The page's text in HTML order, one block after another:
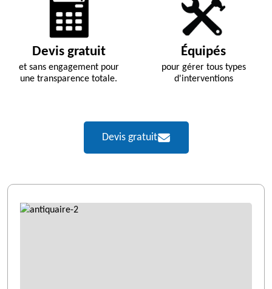
Devis gratuit
et sans engagement pour
une transparence totale.
Équipés
pour gérer tous types
d'interventions
Devis gratuit